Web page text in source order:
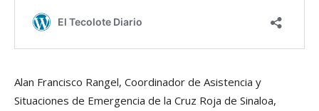
Alan Francisco Rangel, Coordinador de Asistencia y
Situaciones de Emergencia de la Cruz Roja de Sinaloa,